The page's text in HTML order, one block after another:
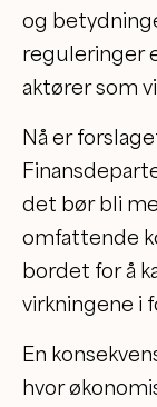
og
reguleringer
aktører som
Nå er
det bør bli
omfattende
bordet for å
virkningene i
En
hvor